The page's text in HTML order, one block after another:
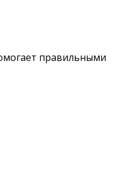
правильными